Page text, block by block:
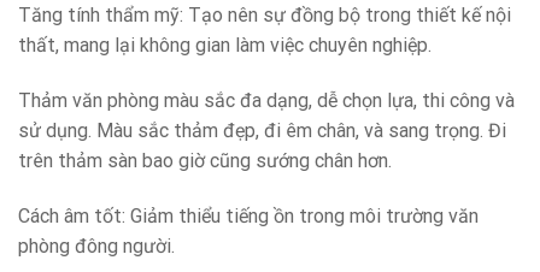
Tăng tính thẩm mỹ: Tạo nên sự đồng bộ trong thiết kế nội
thất, mang lại không gian làm việc chuyên nghiệp.
Thảm văn phòng màu sắc đa dạng, dễ chọn lựa, thi công và
sử dụng. Màu sắc thảm đẹp, đi êm chân, và sang trọng. Đi
trên thảm sàn bao giờ cũng sướng chân hơn.
Cách âm tốt: Giảm thiểu tiếng ồn trong môi trường văn
phòng đông người.